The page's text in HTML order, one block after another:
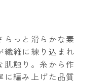
っと滑らかな素
繊維に練り込まれ
肌触り。糸から作
に編み上げた品質